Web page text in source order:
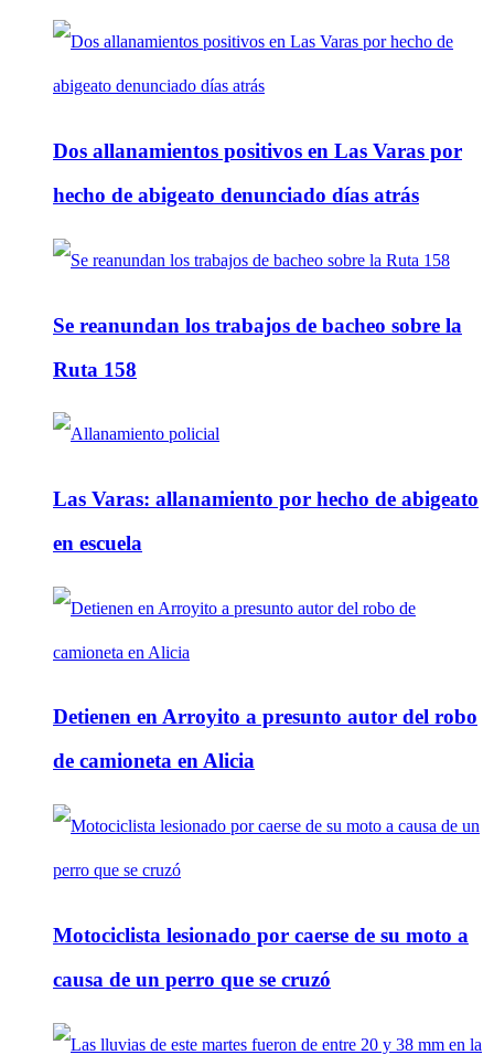
Dos allanamientos positivos en Las Varas por
hecho de abigeato denunciado días atrás
Se reanundan los trabajos de bacheo sobre la
Ruta 158
Las Varas: allanamiento por hecho de abigeato
en escuela
Detienen en Arroyito a presunto autor del robo
de camioneta en Alicia
Motociclista lesionado por caerse de su moto a
causa de un perro que se cruzó